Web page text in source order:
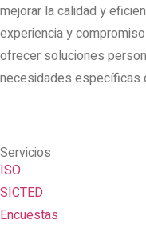
mejorar la calidad y
experiencia y
ofrecer soluciones
necesidades específicas
Servicios
ISO
SICTED
Encuestas